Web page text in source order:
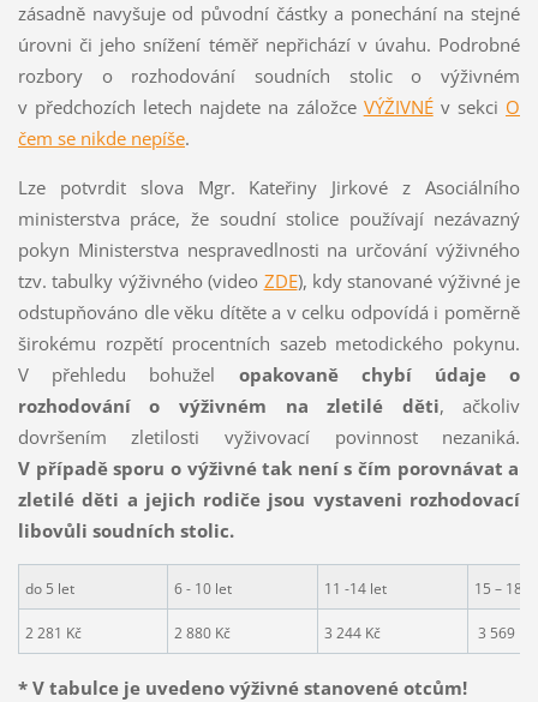
zásadně navyšuje od původní částky a ponechání na stejné
úrovni či jeho snížení téměř nepřichází v úvahu. Podrobné
rozbory o rozhodování soudních stolic o výživném
v předchozích letech najdete na záložce VÝŽIVNÉv sekci O
čem se nikde nepíše.
Lze potvrdit slova Mgr. Kateřiny Jirkové z Asociálního
ministerstva práce, že soudní stolice používají nezávazný
pokyn Ministerstva nespravedlnosti na určování výživného
tzv. tabulky výživného (video ZDE), kdy stanované výživné je
odstupňováno dle věku dítěte a v celku odpovídá i poměrně
širokému rozpětí procentních sazeb metodického pokynu.
V přehledu bohužel opakovaně chybí údaje o
rozhodování o výživném na zletilé děti, ačkoliv
dovršením zletilosti vyživovací povinnost nezaniká.
V případě sporu o výživné tak není s čím porovnávat a
zletilé děti a jejich rodiče jsou vystaveni rozhodovací
libovůli soudních stolic.
do 5 let 6 - 10 let 11 -14 let 15 – 18
2 281 Kč 2 880 Kč 3 244 Kč 3 569 Kč
* V tabulce je uvedeno výživné stanovené otcům!